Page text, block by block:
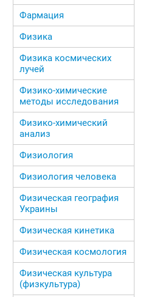
Фармация
Физика
Физика космических
лучей
Физико-химические
методы исследования
Физико-химический
анализ
Физиология
Физиология человека
Физическая география
Украины
Физическая кинетика
Физическая космология
Физическая культура
(физкультура)